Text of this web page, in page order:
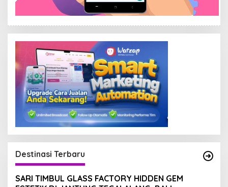
Destinasi Terbaru
SARI TIMBUL GLASS FACTORY HIDDEN GEM